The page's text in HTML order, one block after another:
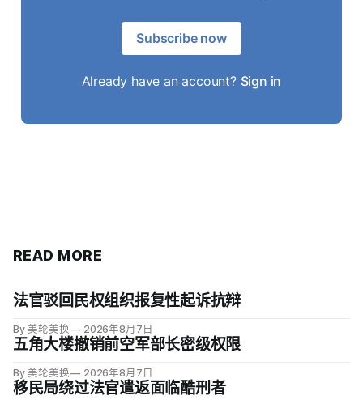
Subscribe now
Already have an account? Sign in
READ MORE
法官驳回民权组织报复性起诉抗辩
By 美轮美换 2026年8月7日
五角大楼撤销前空军部长密级权限
By 美轮美换 2026年8月7日
移民局绕过法官遣返面临酷刑者